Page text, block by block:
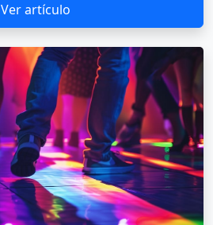
Ver artículo